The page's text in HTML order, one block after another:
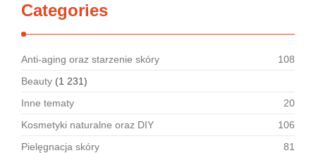
Categories
Anti-aging oraz starzenie skóry
108
Beauty (1 231)
Inne tematy
20
Kosmetyki naturalne oraz DIY
106
Pielęgnacja skóry
81